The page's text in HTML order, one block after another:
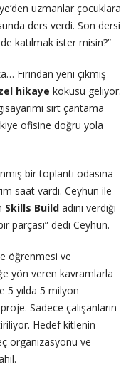
uzmanlar çocuklara
ders verdi. Son dersi
katılmak ister misin?”
Fırından yeni çıkmış
hikaye kokusu geliyor.
sırt çantama
ofisine doğru yola
bir toplantı odasına
saat vardı. Ceyhun ile
Skills Buildadını verdiği
parçası” dedi Ceyhun.
öğrenmesi ve
yön veren kavramlarla
5 yılda 5 milyon
Sadece çalışanların
Hedef kitlenin
organizasyonu ve